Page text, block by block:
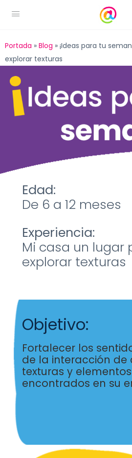
Portada » Blog » ¡Ideas para tu
explorar texturas
Edad:
De 6 a 12 meses
Experiencia:
Mi casa un lugar
explorar texturas
Objetivo:
Fortalecer los
de la interacción de
texturas y elementos
encontrados en su